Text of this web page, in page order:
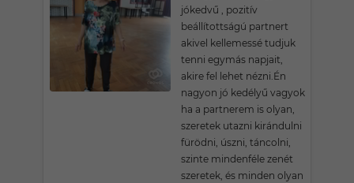
jókedvű , pozitív
beállítottságú partnert
akivel kellemessé tudjuk
tenni egymás napjait,
akire fel lehet nézni.Én
nagyon jó kedélyű vagyok
ha a partnerem is olyan,
szeretek utazni kirándulni
fürödni, úszni, táncolni,
szinte mindenféle zenét
szeretek, és minden olyan